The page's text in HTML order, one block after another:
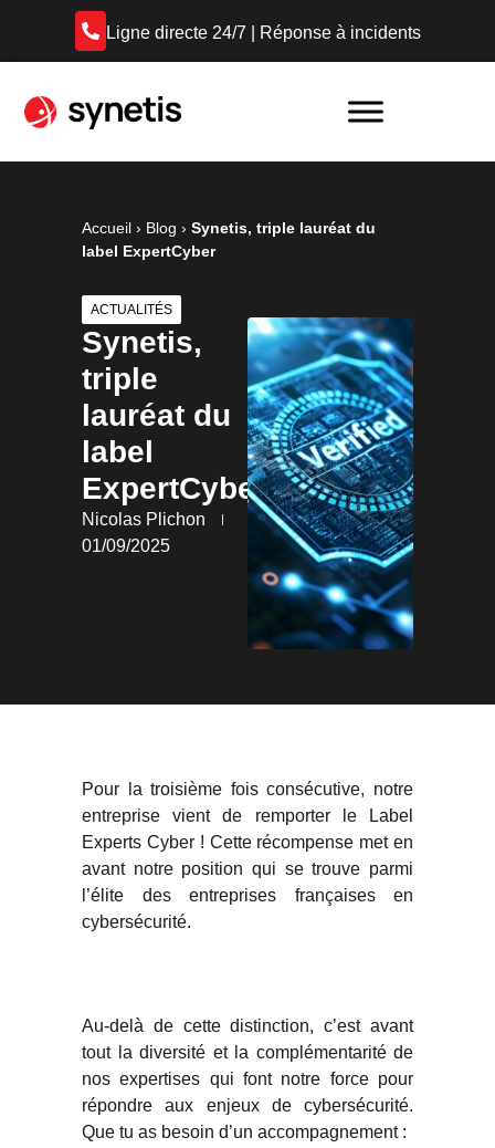
Ligne directe 24/7 | Réponse à incidents
Accueil › Blog › Synetis, triple lauréat du
label ExpertCyber
ACTUALITÉS
Synetis,
triple
lauréat du
label
ExpertCyber
Nicolas Plichon
01/09/2025
Pour la troisième fois consécutive, notre
entreprise vient de remporter le Label
Experts Cyber ! Cette récompense met en
avant notre position qui se trouve parmi
l’élite des entreprises françaises en
cybersécurité.
Au-delà de cette distinction, c’est avant
tout la diversité et la complémentarité de
nos expertises qui font notre force pour
répondre aux enjeux de cybersécurité.
Que tu as besoin d’un accompagnement :